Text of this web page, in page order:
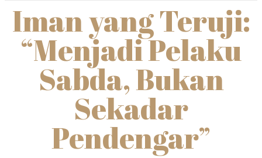
Iman yang Teruji:
“Menjadi Pelaku
Sabda, Bukan
Sekadar
Pendengar”